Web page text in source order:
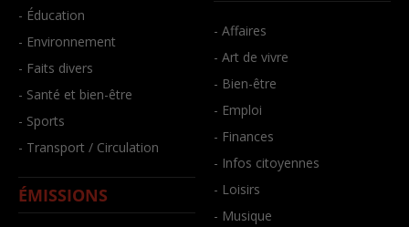
- Éducation
- Environnement
- Faits divers
- Santé et bien-être
- Sports
- Transport / Circulation
ÉMISSIONS
- Affaires
- Art de vivre
- Bien-être
- Emploi
- Finances
- Infos citoyennes
- Loisirs
- Musique